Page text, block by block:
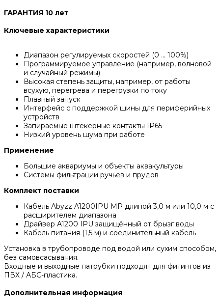
ГАРАНТИЯ 10 лет
Ключевые характеристики
Диапазон регулируемых скоростей (0 ... 100%)
Программируемое управление (например, волновой
и случайный режимы)
Высокая степень защиты, например, от работы
всухую, перегрева и перегрузки по току
Плавный запуск
Интерфейс с поддержкой шины для периферийных
устройств
Запираемые штекерные контакты IP65
Низкий уровень шума при работе
Применение
Большие аквариумы и объекты аквакультуры
Системы фильтрации ручьев и прудов
Комплект поставки
Кабель Abyzz A1200IPU MP длиной 3,0 м или 10,0 м с
расширителем диапазона
Драйвер A1200 IPU защищённый от брызг воды
Кабель питания (1,5 м) и соединительный кабель
Установка в трубопроводе под водой или сухим способом,
без самовсасывания.
Входные и выходные патрубки подходят для фитингов из
ПВХ / АБС-пластика.
Дополнительная информация